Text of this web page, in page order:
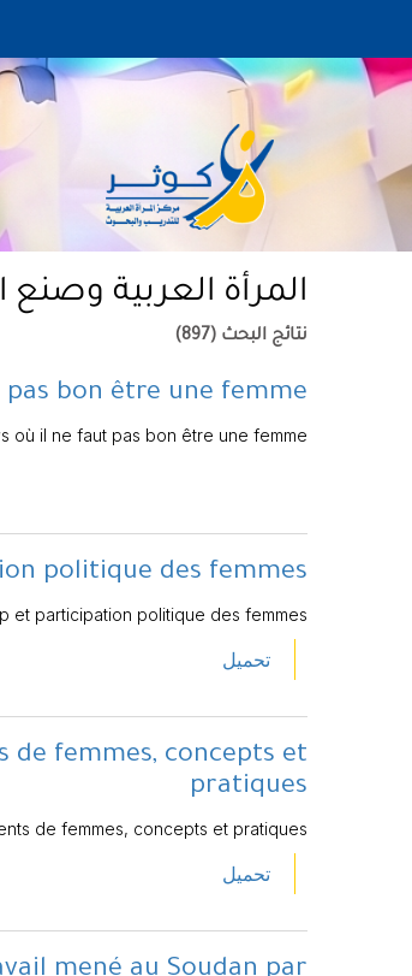
المرأة العربية وصنع
نتائج البحث (897)
bon être une femme
où il ne faut pas bon être une femme
politique des femmes
et participation politique des femmes
تحميل
de femmes, concepts et
pratiques
de femmes, concepts et pratiques
تحميل